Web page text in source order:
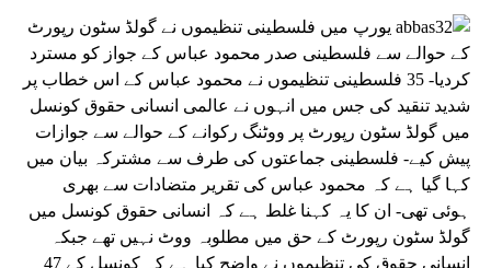
یورپ میں فلسطینی تنظیموں نے گولڈ سٹون رپورٹ
کے حوالے سے فلسطینی صدر محمود عباس کے جواز کو مسترد
کردیا- 35 فلسطینی تنظیموں نے محمود عباس کے اس خطاب پر
شدید تنقید کی جس میں انہوں نے عالمی انسانی حقوق کونسل
میں گولڈ سٹون رپورٹ پر ووٹنگ رکوانے کے حوالے سے جوازات
پیش کیے- فلسطینی جماعتوں کی طرف سے مشترکہ بیان میں
کہا گیا ہے کہ محمود عباس کی تقریر متضادات سے بھری
ہوئی تھی- ان کا یہ کہنا غلط ہے کہ انسانی حقوق کونسل میں
گولڈ سٹون رپورٹ کے حق میں مطلوبہ ووٹ نہیں تھے جبکہ
انسانی حقوق کی تنظیموں نے واضح کیا ہے کہ کونسل کے 47